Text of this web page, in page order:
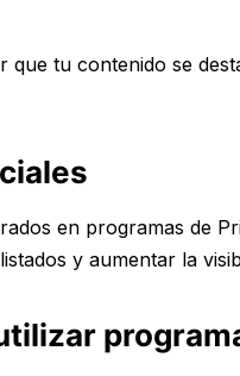
tu contenido se
en programas de
y aumentar la